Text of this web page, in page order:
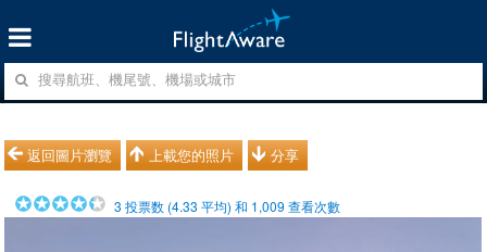
返回圖片瀏覽 上載您的照片 分享
3 投票数 (4.33 平均) 和 1,009 查看次數